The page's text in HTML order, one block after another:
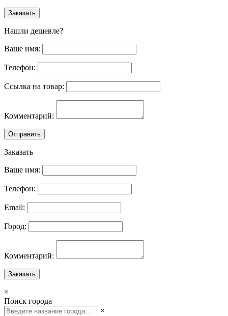
Заказать
Нашли дешевле?
Ваше имя:
Телефон:
Ссылка на товар:
Комментарий:
Отправить
Заказать
Ваше имя:
Телефон:
Email:
Город:
Комментарий:
Заказать
×
Поиск города
×